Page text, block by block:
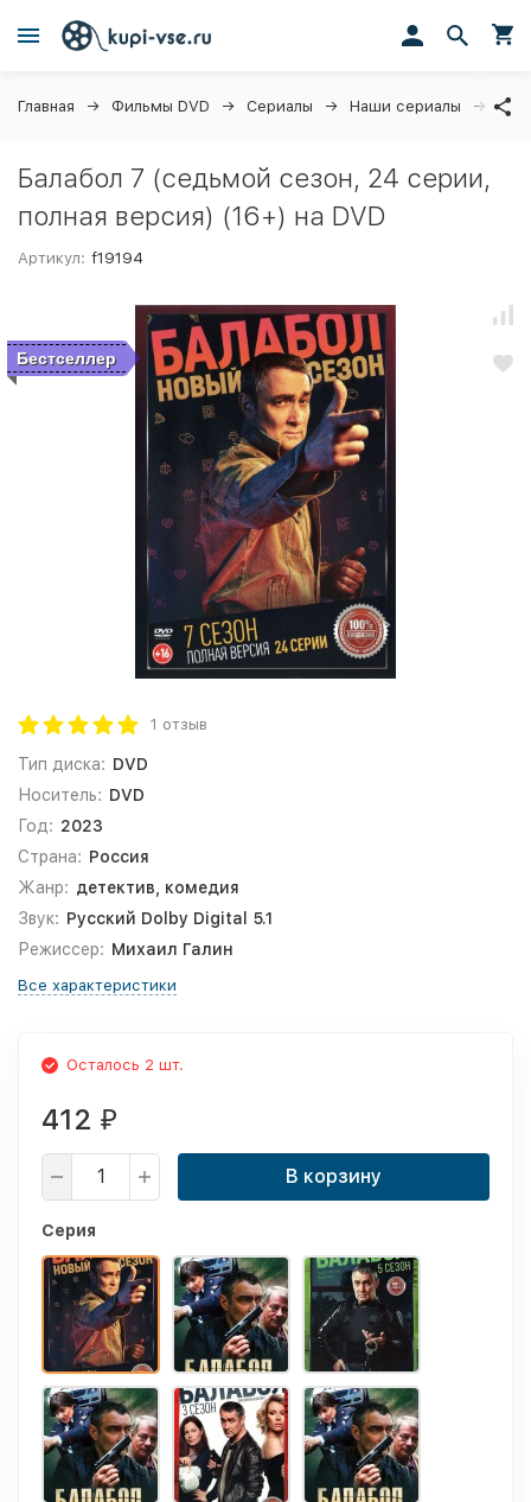
Главная Фильмы DVD Сериалы Наши сериалы
Балабол 7 (седьмой сезон, 24 серии,
полная версия) (16+) на DVD
Артикул: f19194
Бестселлер
1 отзыв
Тип диска: DVD
Носитель: DVD
Год: 2023
Страна: Россия
Жанр: детектив, комедия
Звук: Русский Dolby Digital 5.1
Режиссер: Михаил Галин
Все характеристики
Осталось 2 шт.
412 ₽
В корзину
Серия